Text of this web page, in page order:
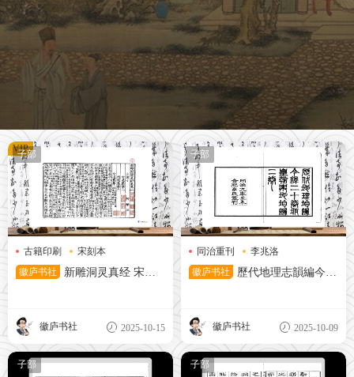
子部
古籍印刷
宋刻本
道教典籍
徽庐书社
新雕洞灵真经 宋刻
徽庐书社 2025-10-15
VIP 子部
同治重刊
李兆洛
清代地理志
徽庐书社
歷代地理志韻編今釋
徽庐书社 2025-10-09
子部 子部